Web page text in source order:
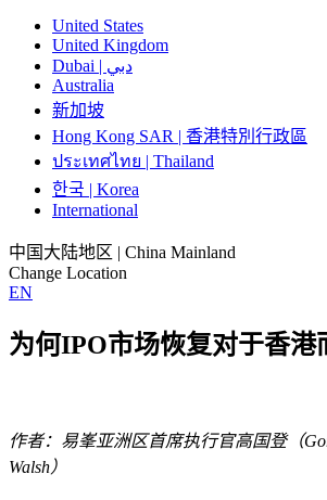
United States
United Kingdom
Dubai | دبي
Australia
新加坡
Hong Kong SAR | 香港特別行政區
ประเทศไทย | Thailand
한국 | Korea
International
中国大陆地区 | China Mainland
Change Location
EN
为何IPO市场恢复对于香港
作者：易峯亚洲区首席执行官高国登（
Walsh）